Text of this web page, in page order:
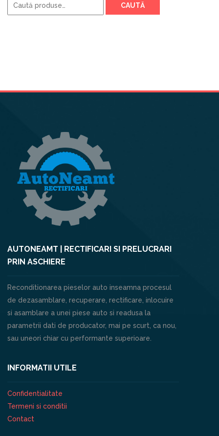
după:
CAUTĂ
AUTONEAMT | RECTIFICARI SI PRELUCRARI
PRIN ASCHIERE
Reconditionarea pieselor auto inseamna procesul
de dezasamblare, recuperare, rectificare, inlocuire
si asamblare a unei piese auto si readusa la
parametrii dati de producator, mai pe scurt, ca nou,
sau uneori chiar cu performante superioare.
INFORMATII UTILE
Confidentialitate
Termeni si conditii
Contact